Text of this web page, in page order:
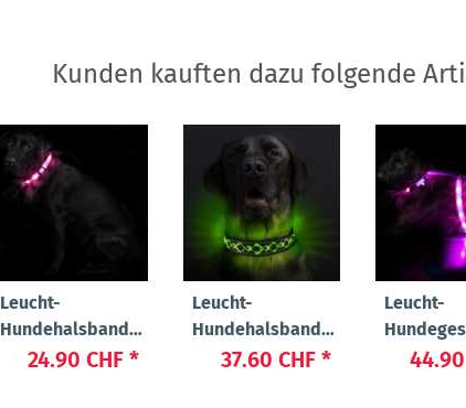
Kunden kauften dazu folgende
Leucht-
Hundehalsband
"Cash"24.90 CHF *
Leucht-
Hundehalsband
"Beauty"
37.60 CHF *
Leucht-
"Ninja"
44.90